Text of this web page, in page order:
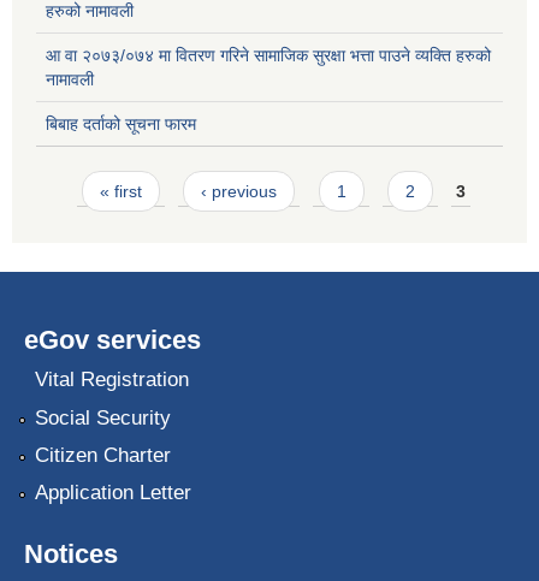
हरुको नामावली
आ वा २०७३/०७४ मा वितरण गरिने सामाजिक सुरक्षा भत्ता पाउने व्यक्ति हरुको
नामावली
बिबाह दर्ताको सूचना फारम
Pages
« first ‹ previous 1 2 3
eGov services
Vital Registration
Social Security
Citizen Charter
Application Letter
Notices